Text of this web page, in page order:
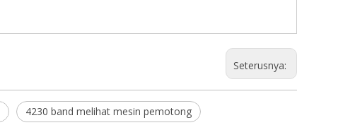
Seterusnya:
4230 band melihat mesin pemotong